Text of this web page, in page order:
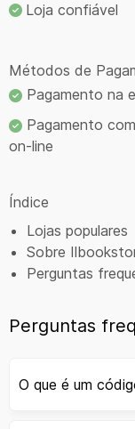
Loja confiável
Métodos de
Pagamento na
Pagamento
on-line
Índice
Lojas populares
Sobre
Perguntas
Perguntas
O que é um